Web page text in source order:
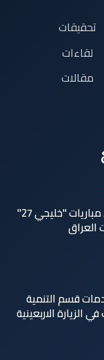
تحقيقات
لقاءات
مقالات
الاتحاد الخليجي يعلن جدول مباريات "خليجي 27"
العراق
قسم التنمية
الزيارة الاربعينية